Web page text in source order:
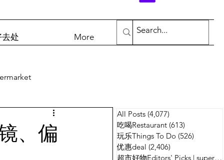
处 More
广告
、偏
All Posts (4,077)
吃喝Restaurant (613)
玩乐Things To Do (526)
优惠deal (2,406)
超市好物Editors' Picks | supermarket